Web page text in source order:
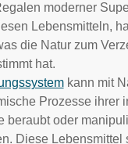
moderner
Lebensmitteln,
die Natur zum
hat.
kann mit
Prozesse ihrer
beraubt oder
Diese Lebensmittel